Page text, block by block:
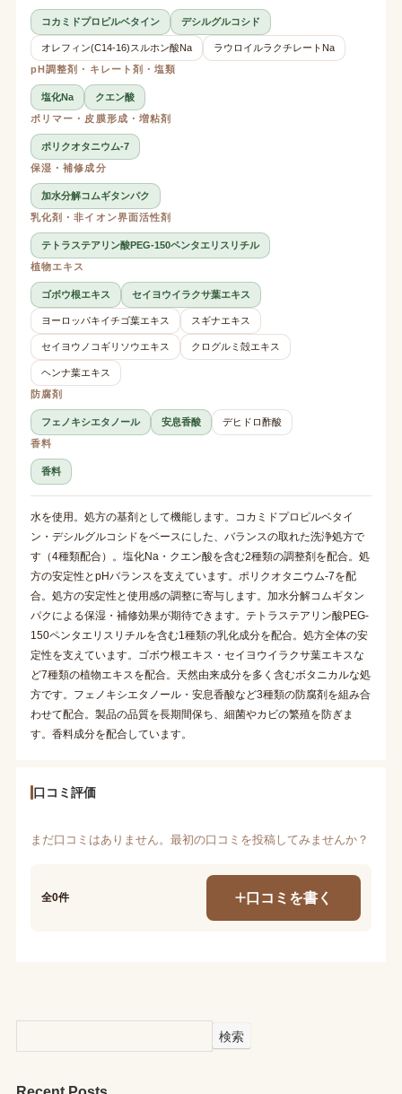
コカミドプロピルベタイン デシルグルコシド
オレフィン(C14-16)スルホン酸Na
ラウロイルラクチレートNa
pH調整剤・キレート剤・塩類
塩化Na
クエン酸
ポリマー・皮膜形成・増粘剤
ポリクオタニウム-7
保湿・補修成分
加水分解コムギタンパク
乳化剤・非イオン界面活性剤
テトラステアリン酸PEG-150ペンタエリスリチル
植物エキス
ゴボウ根エキス セイヨウイラクサ葉エキス
ヨーロッパキイチゴ葉エキス スギナエキス
セイヨウノコギリソウエキス クログルミ殻エキス
ヘンナ葉エキス
防腐剤
フェノキシエタノール 安息香酸
デヒドロ酢酸
香料
香料
水を使用。処方の基剤として機能します。コカミドプロピルベタイ
ン・デシルグルコシドをベースにした、バランスの取れた洗浄処方で
す（4種類配合）。塩化Na・クエン酸を含む2種類の調整剤を配合。処
方の安定性とpHバランスを支えています。ポリクオタニウム-7を配
合。処方の安定性と使用感の調整に寄与します。加水分解コムギタン
パクによる保湿・補修効果が期待できます。テトラステアリン酸PEG-
150ペンタエリスリチルを含む1種類の乳化成分を配合。処方全体の安
定性を支えています。ゴボウ根エキス・セイヨウイラクサ葉エキスな
ど7種類の植物エキスを配合。天然由来成分を多く含むボタニカルな処
方です。フェノキシエタノール・安息香酸など3種類の防腐剤を組み合
わせて配合。製品の品質を長期間保ち、細菌やカビの繁殖を防ぎま
す。香料成分を配合しています。
口コミ評価
まだ口コミはありません。最初の口コミを投稿してみませんか？
全0件 口コミを書く
検索